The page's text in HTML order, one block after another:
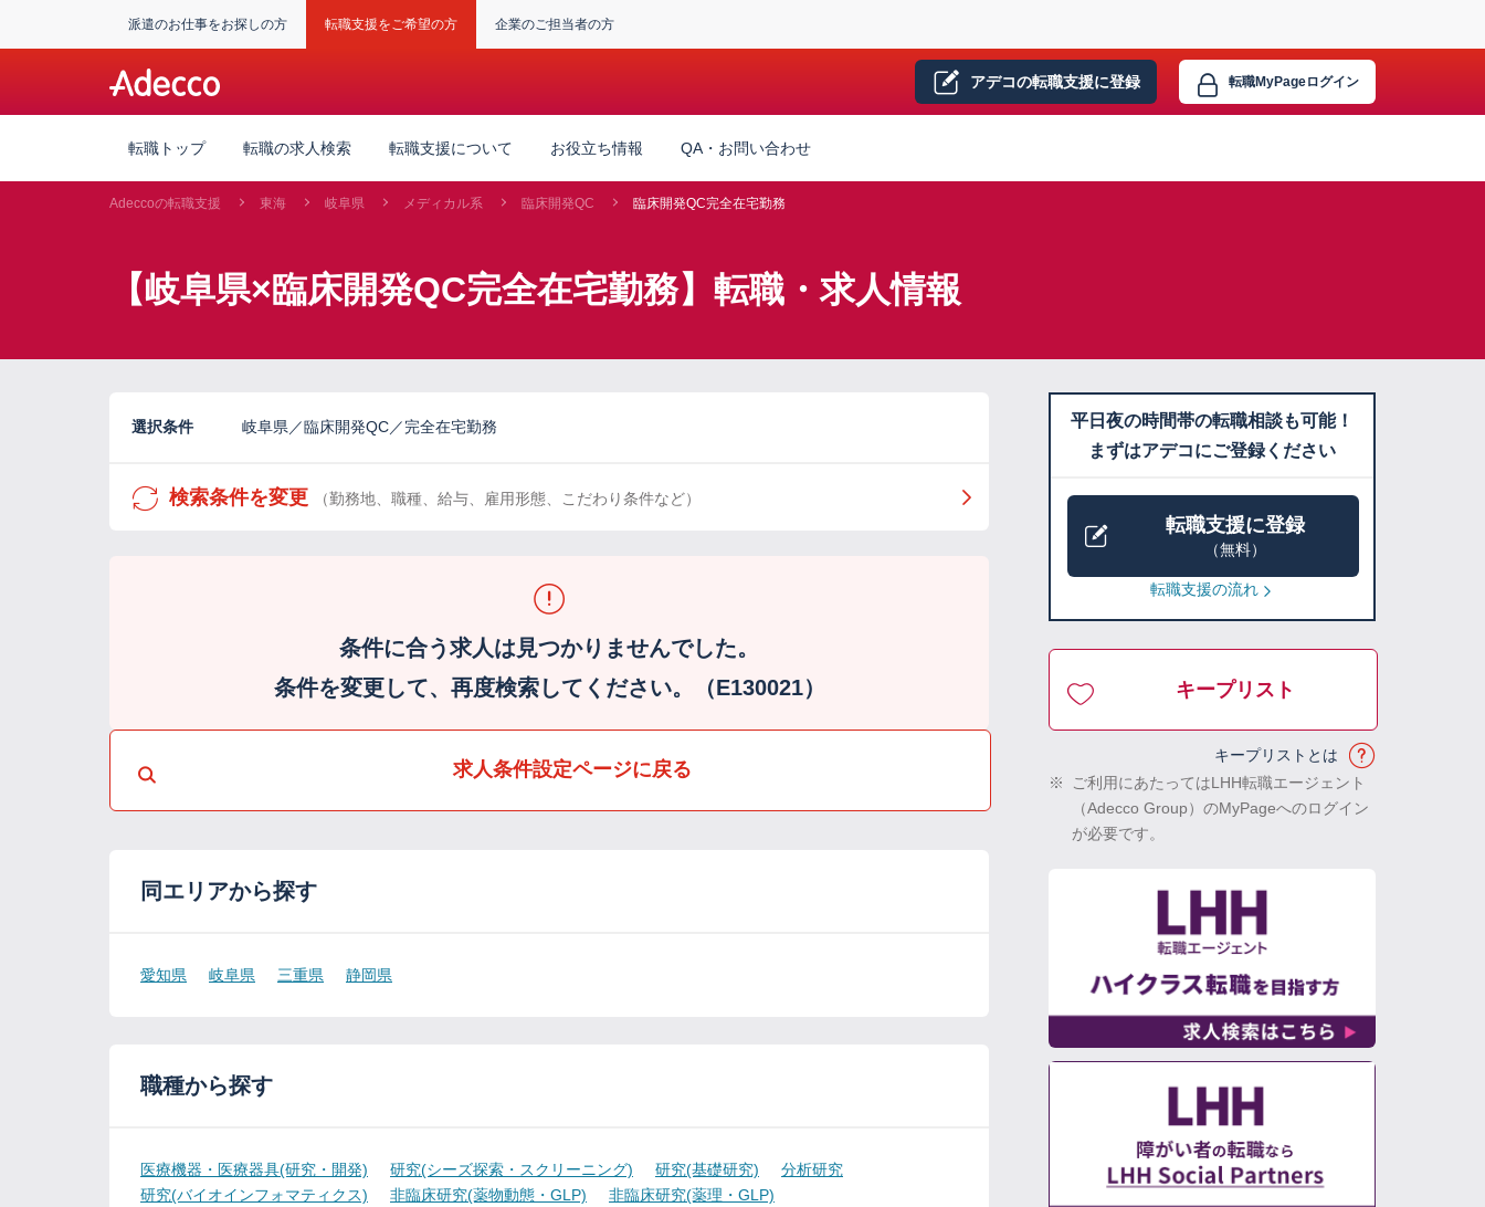
派遣のお仕事をお探しの方 転職支援をご希望の方 企業のご担当者の方
アデコの転職支援に登録 転職MyPageログイン
転職トップ 転職の求人検索 転職支援について お役立ち情報 QA・お問い合わせ
Adeccoの転職支援 東海 岐阜県 メディカル系 臨床開発QC 臨床開発QC完全在宅勤務
【岐阜県×臨床開発QC完全在宅勤務】転職・求人情報
選択条件 岐阜県／臨床開発QC／完全在宅勤務
検索条件を変更 （勤務地、職種、給与、雇用形態、こだわり条件など）
条件に合う求人は見つかりませんでした。
条件を変更して、再度検索してください。（E130021）
求人条件設定ページに戻る
同エリアから探す
愛知県 岐阜県 三重県 静岡県
職種から探す
医療機器・医療器具(研究・開発) 研究(シーズ探索・スクリーニング) 研究(基礎研究)
分析研究
研究(バイオインフォマティクス)
非臨床研究(薬物動態・GLP)
非臨床研究(薬理・GLP)
平日夜の時間帯の転職相談も可能！
まずはアデコにご登録ください
転職支援に登録
（無料）
転職支援の流れ
キープリスト
キープリストとは
※
ご利用にあたってはLHH転職エージェント
（Adecco Group）のMyPageへのログイン
が必要です。